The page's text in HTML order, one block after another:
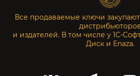
Все продаваемые ключи
и издателей. В том числе у 1С-
Диск и Enaza.